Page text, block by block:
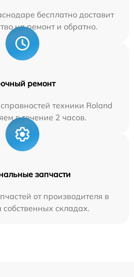
бесплатно доставит
на ремонт и обратно.
ремонт
техники Roland
в течение 2 часов.
запчасти
от производителя в
складах.